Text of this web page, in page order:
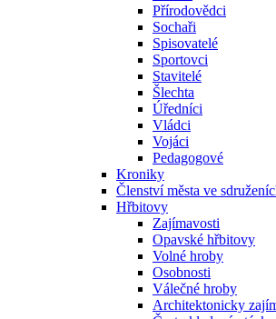
Přírodovědci
Sochaři
Spisovatelé
Sportovci
Stavitelé
Šlechta
Úředníci
Vládci
Vojáci
Pedagogové
Kroniky
Členství města ve
Hřbitovy
Zajímavosti
Opavské hřbitovy
Volné hroby
Osobnosti
Válečné hroby
Architektonicky